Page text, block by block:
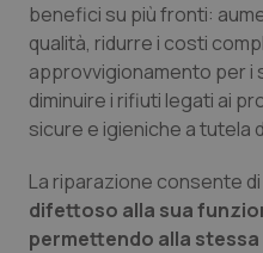
Provincia
Puglia
Sardegna
Sicilia
Ipertensione &
Malattie rare
Malattia di Crohn &
Neuroscienze &
benefici su più fronti:
qualità, ridurre i costi
approvvigionamento per i
diminuire i rifiuti legati ai
sicure e igieniche a tutela
La riparazione consente di
difettoso alla sua
permettendo alla